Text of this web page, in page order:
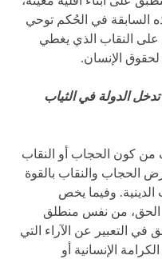
السابقة في الحُكم توحي
على النقاب الذي يغطي
الإنسان.
الدولة في الثياب
كون الحجاب أو النقاب
الحجاب والنقاب بالقوة
الدينية. وفيما يخص
الحق، من نفس منطلق
في التعبير عن الآراء التي
الإنسانية أو